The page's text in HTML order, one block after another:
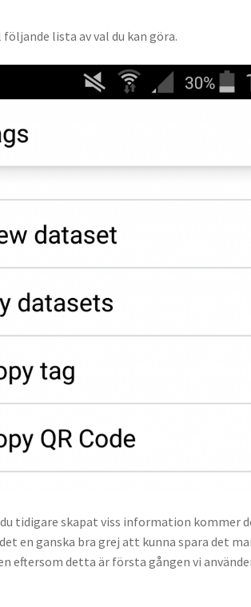
lista av val du kan göra.
tidigare skapat viss information kommer
en ganska bra grej att kunna spara det
eftersom detta är första gången vi